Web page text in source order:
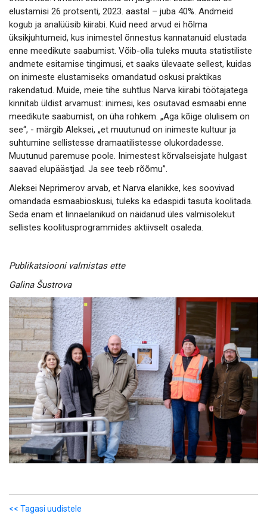
elustamisi 26 protsenti, 2023. aastal – juba 40%. Andmeid
kogub ja analüüsib kiirabi. Kuid need arvud ei hõlma
üksikjuhtumeid, kus inimestel õnnestus kannatanuid elustada
enne meedikute saabumist. Võib-olla tuleks muuta statistiliste
andmete esitamise tingimusi, et saaks ülevaate sellest, kuidas
on inimeste elustamiseks omandatud oskusi praktikas
rakendatud. Muide, meie tihe suhtlus Narva kiirabi töötajatega
kinnitab üldist arvamust: inimesi, kes osutavad esmaabi enne
meedikute saabumist, on üha rohkem. „Aga kõige olulisem on
see“, - märgib Aleksei, „et muutunud on inimeste kultuur ja
suhtumine sellistesse dramaatilistesse olukordadesse.
Muutunud paremuse poole. Inimestest kõrvalseisjate hulgast
saavad elupäästjad. Ja see teeb rõõmu”.
Aleksei Neprimerov arvab, et Narva elanikke, kes soovivad
omandada esmaabioskusi, tuleks ka edaspidi tasuta koolitada.
Seda enam et linnaelanikud on näidanud üles valmisolekut
sellistes koolitusprogrammides aktiivselt osaleda.
Publikatsiooni valmistas ette
Galina Šustrova
<< Tagasi uudistele